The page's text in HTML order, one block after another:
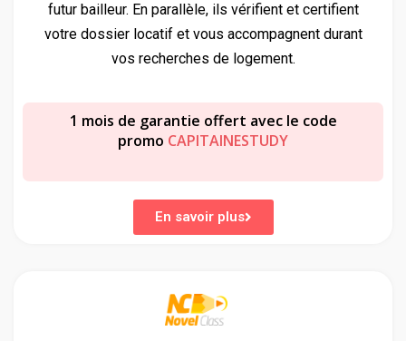
futur bailleur. En parallèle, ils vérifient et certifient
votre dossier locatif et vous accompagnent durant
vos recherches de logement.
1 mois de garantie offert avec le code
promo CAPITAINESTUDY
En savoir plus